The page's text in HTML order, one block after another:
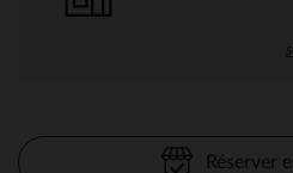
Réserver